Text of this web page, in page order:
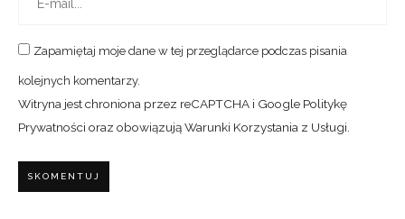
Zapamiętaj moje dane w tej przeglądarce podczas pisania
kolejnych komentarzy.
Witryna jest chroniona przez reCAPTCHA i Google Politykę
Prywatności oraz obowiązująWarunki Korzystania z Usługi